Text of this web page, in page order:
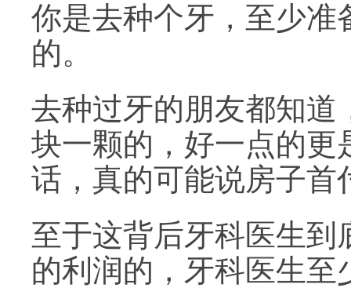
你是去种个牙，至少准
的。
去种过牙的朋友都知道
块一颗的，好一点的更
话，真的可能说房子首
至于这背后牙科医生到
的利润的，牙科医生